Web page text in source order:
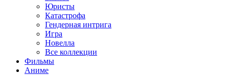
Юристы
Катастрофа
Гендерная интрига
Игра
Новелла
Все коллекции
Фильмы
Аниме